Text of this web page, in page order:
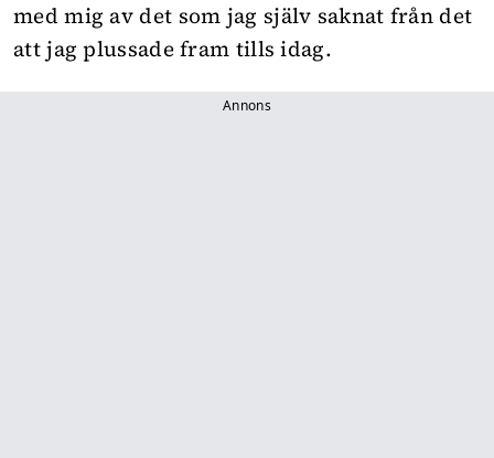
med mig av det som jag själv saknat från det
att jag plussade fram tills idag.
Annons